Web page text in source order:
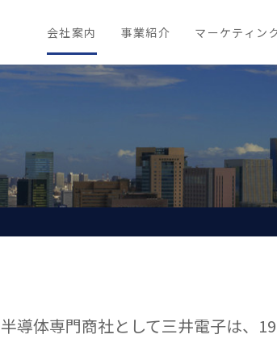
会社案内 事業紹介 マーケティン
半導体専門商社として三井電子は、